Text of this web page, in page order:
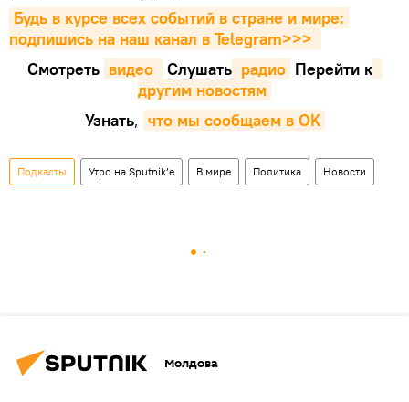
Будь в курсе всех событий в стране и мире:
подпишись на наш канал в Telegram>>>
Смотреть видео Cлушать радио Перейти к
другим новостям
Узнать, что мы сообщаем в OK
Подкасты Утро на Sputnik’e В мире Политика Новости
Молдова